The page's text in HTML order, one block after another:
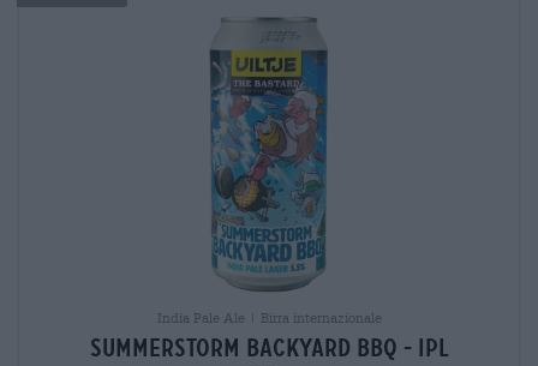
India Pale Ale | Birra internazionale
summerstorm backyard bbq - ipl